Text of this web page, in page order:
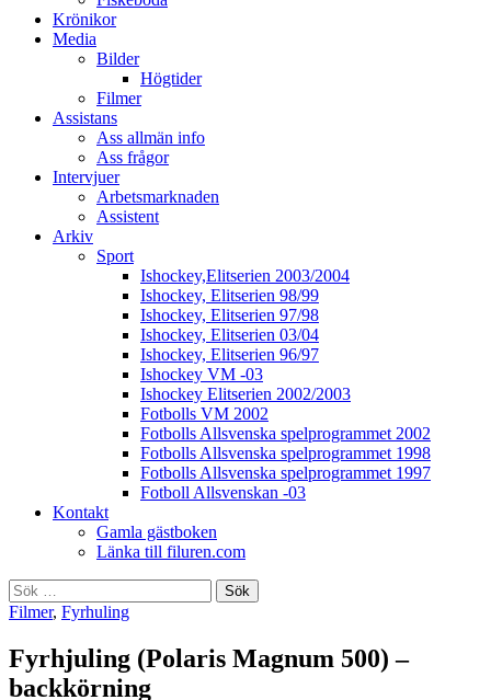
Krönikor
Media
Bilder
Högtider
Filmer
Assistans
Ass allmän info
Ass frågor
Intervjuer
Arbetsmarknaden
Assistent
Arkiv
Sport
Ishockey,Elitserien 2003/2004
Ishockey, Elitserien 98/99
Ishockey, Elitserien 97/98
Ishockey, Elitserien 03/04
Ishockey, Elitserien 96/97
Ishockey VM -03
Ishockey Elitserien 2002/2003
Fotbolls VM 2002
Fotbolls Allsvenska spelprogrammet 2002
Fotbolls Allsvenska spelprogrammet 1998
Fotbolls Allsvenska spelprogrammet 1997
Fotboll Allsvenskan -03
Kontakt
Gamla gästboken
Länka till filuren.com
Sök
efter:
Filmer, Fyrhuling
Fyrhjuling (Polaris Magnum 500) –
backkörning